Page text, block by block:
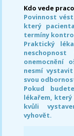
Kdo vede
Povinnost
který
termíny
Praktický
onemocnění
nesmí
svou
Pokud
lékařem, který
kvůli
vyhovět.